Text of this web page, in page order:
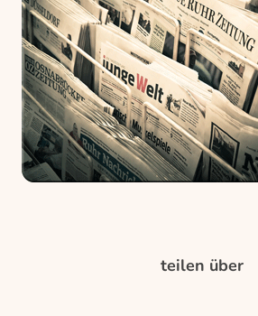
teilen über